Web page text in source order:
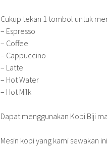
Cukup tekan 1 tombol untuk
– Espresso
– Coffee
– Cappuccino
– Latte
– Hot Water
– Hot Milk
Dapat menggunakan Kopi Biji
Mesin kopi yang kami sewakan